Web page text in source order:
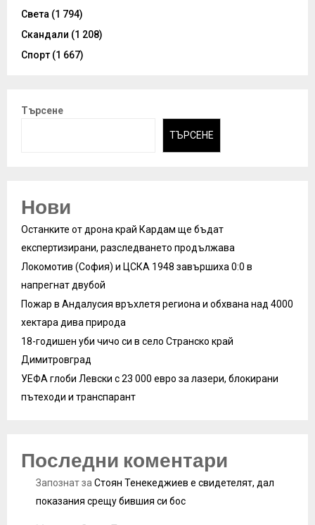
Света (1 794)
Скандали (1 208)
Спорт (1 667)
Търсене
ТЪРСЕНЕ
Нови
Останките от дрона край Кардам ще бъдат
експертизирани, разследването продължава
Локомотив (София) и ЦСКА 1948 завършиха 0:0 в
напрегнат двубой
Пожар в Андалусия връхлетя региона и обхвана над 4000
хектара дива природа
18-годишен уби чичо си в село Странско край
Димитровград
УЕФА глоби Левски с 23 000 евро за лазери, блокирани
пътеходи и транспарант
Последни коментари
Запознатза Стоян Тенекеджиев е свидетелят, дал
показания срещу бившия си бос